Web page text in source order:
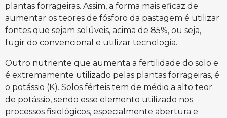
plantas forrageiras. Assim, a forma mais eficaz de
aumentar os teores de fósforo da pastagem é utilizar
fontes que sejam solúveis, acima de 85%, ou seja,
fugir do convencional e utilizar tecnologia.
Outro nutriente que aumenta a fertilidade do solo e
é extremamente utilizado pelas plantas forrageiras, é
o potássio (K). Solos férteis tem de médio a alto teor
de potássio, sendo esse elemento utilizado nos
processos fisiológicos, especialmente abertura e